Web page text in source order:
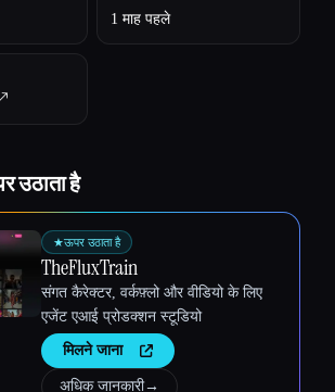
1 माह पहले
उठाता है
★ऊपर उठाता है
TheFluxTrain
संगत कैरेक्टर, वर्कफ़्लो और वीडियो के लिए
एजेंट एआई प्रोडक्शन स्टूडियो
मिलने जाना
अधिक जानकारी→